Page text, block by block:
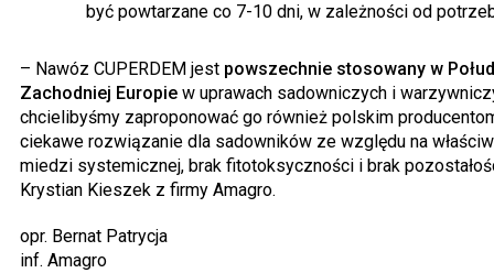
być powtarzane co 7-10 dni, w zależności od
– Nawóz CUPERDEM jest powszechnie stosowany w
Zachodniej Europie w uprawach sadowniczych i
chcielibyśmy zaproponować go również polskim
ciekawe rozwiązanie dla sadowników ze względu na
miedzi systemicznej, brak fitotoksyczności i brak
Krystian Kieszek z firmy Amagro.
opr. Bernat Patrycja
inf. Amagro